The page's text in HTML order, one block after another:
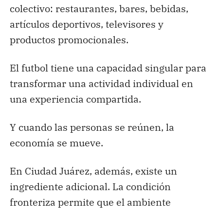
colectivo: restaurantes, bares, bebidas,
artículos deportivos, televisores y
productos promocionales.
El futbol tiene una capacidad singular para
transformar una actividad individual en
una experiencia compartida.
Y cuando las personas se reúnen, la
economía se mueve.
En Ciudad Juárez, además, existe un
ingrediente adicional. La condición
fronteriza permite que el ambiente